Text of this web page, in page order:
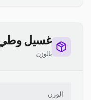
غسيل
بالوزن
الوزن